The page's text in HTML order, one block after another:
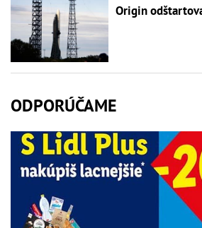
Origin
ODPORÚČAME